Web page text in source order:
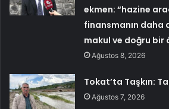
ekmen: “hazine
finansmanın daha
makul ve doğru bir
Ağustos 8, 2026
Tokat’ta Taşkın:
Ağustos 7, 2026